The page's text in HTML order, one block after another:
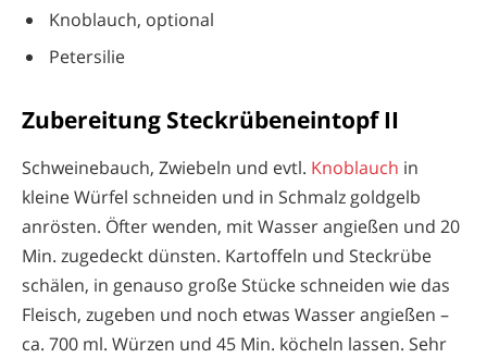
Knoblauch, optional
Petersilie
Zubereitung Steckrübeneintopf II
Schweinebauch, Zwiebeln und evtl. Knoblauch in
kleine Würfel schneiden und in Schmalz goldgelb
anrösten. Öfter wenden, mit Wasser angießen und 20
Min. zugedeckt dünsten. Kartoffeln und Steckrübe
schälen, in genauso große Stücke schneiden wie das
Fleisch, zugeben und noch etwas Wasser angießen –
ca. 700 ml. Würzen und 45 Min. köcheln lassen. Sehr